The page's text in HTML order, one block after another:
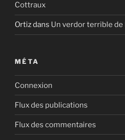
Cottraux
Ortizdans Un verdor terrible
MÉTA
Connexion
Flux des publications
Flux des commentaires